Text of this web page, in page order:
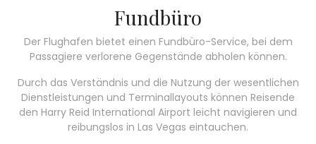
Fundbüro
Der Flughafen bietet einen Fundbüro-Service, bei dem
Passagiere verlorene Gegenstände abholen können.
Durch das Verständnis und die Nutzung der wesentlichen
Dienstleistungen und Terminallayouts können Reisende
den Harry Reid International Airport leicht navigieren und
reibungslos in Las Vegas eintauchen.